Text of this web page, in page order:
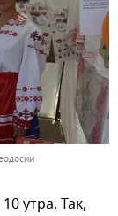
утра. Так,